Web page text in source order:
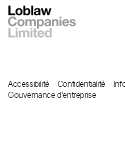
Accessibilité Confidentialité
Gouvernance d’entreprise